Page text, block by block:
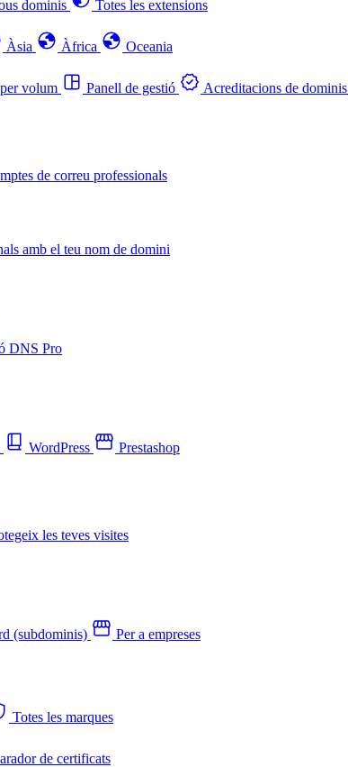
dominis
Totes les extensions
Àsia Àfrica
Oceania
volum Panell de gestió Acreditacions de dominis
de correu professionals
amb el teu nom de domini
DNS Pro
WordPress Prestashop
les teves visites
(subdominis)
Per a empreses
Totes les marques
de certificats